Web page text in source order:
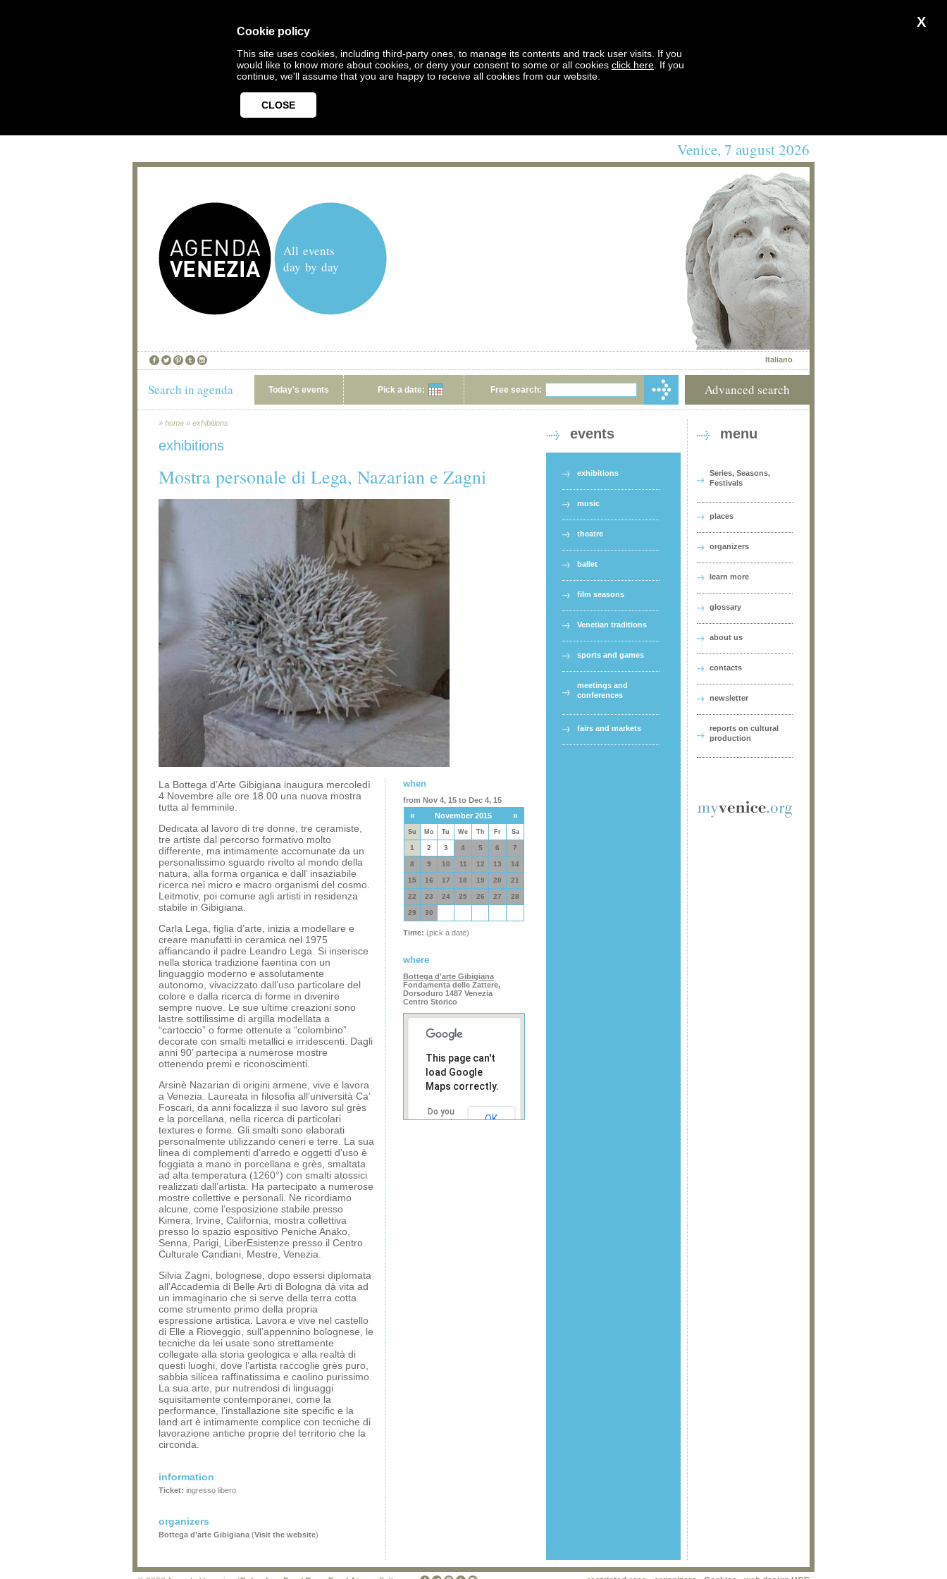
X
Cookie policy
This site uses cookies, including third-party ones, to manage its contents and track user visits. If you
would like to know more about cookies, or deny your consent to some or all cookies click here . If you
continue, we'll assume that you are happy to receive all cookies from our website.
CLOSE
Venice, 7 august 2026
All events
day by day
Italiano
Search in agenda Today's events Pick a date: Free search: Advanced search
» home » exhibitions
exhibitions
Mostra personale di Lega, Nazarian e Zagni
La Bottega d’Arte Gibigiana inaugura mercoledì
4 Novembre alle ore 18.00 una nuova mostra
tutta al femminile.
Dedicata al lavoro di tre donne, tre ceramiste,
tre artiste dal percorso formativo molto
differente, ma intimamente accomunate da un
personalissimo sguardo rivolto al mondo della
natura, alla forma organica e dall’ insaziabile
ricerca nei micro e macro organismi del cosmo.
Leitmotiv, poi comune agli artisti in residenza
stabile in Gibigiana.
Carla Lega, figlia d’arte, inizia a modellare e
creare manufatti in ceramica nel 1975
affiancando il padre Leandro Lega. Si inserisce
nella storica tradizione faentina con un
linguaggio moderno e assolutamente
autonomo, vivacizzato dall’uso particolare del
colore e dalla ricerca di forme in divenire
sempre nuove. Le sue ultime creazioni sono
lastre sottilissime di argilla modellata a
“cartoccio” o forme ottenute a “colombino”
decorate con smalti metallici e irridescenti. Dagli
anni 90’ partecipa a numerose mostre
ottenendo premi e riconoscimenti.
Arsinè Nazarian di origini armene, vive e lavora
a Venezia. Laureata in filosofia all’università Ca’
Foscari, da anni focalizza il suo lavoro sul grès
e la porcellana, nella ricerca di particolari
textures e forme. Gli smalti sono elaborati
personalmente utilizzando ceneri e terre. La sua
linea di complementi d’arredo e oggetti d’uso è
foggiata a mano in porcellana e grès, smaltata
ad alta temperatura (1260°) con smalti atossici
realizzati dall’artista. Ha partecipato a numerose
mostre collettive e personali. Ne ricordiamo
alcune, come l’esposizione stabile presso
Kimera, Irvine, California, mostra collettiva
presso lo spazio espositivo Peniche Anako,
Senna, Parigi, LiberEsistenze presso il Centro
Culturale Candiani, Mestre, Venezia.
Silvia Zagni, bolognese, dopo essersi diplomata
all’Accademia di Belle Arti di Bologna dà vita ad
un immaginario che si serve della terra cotta
come strumento primo della propria
espressione artistica. Lavora e vive nel castello
di Elle a Rioveggio, sull’appennino bolognese, le
tecniche da lei usate sono strettamente
collegate alla storia geologica e alla realtà di
questi luoghi, dove l’artista raccoglie grès puro,
sabbia silicea raffinatissima e caolino purissimo.
La sua arte, pur nutrendosi di linguaggi
squisitamente contemporanei, come la
performance, l’installazione site specific e la
land art è intimamente complice con tecniche di
lavorazione antiche proprie del territorio che la
circonda.
information
Ticket: ingresso libero
organizers
Bottega d'arte Gibigiana (Visit the website)
when
from Nov 4, 15 to Dec 4, 15
« November 2015 »
Su Mo Tu We Th Fr Sa
1 2 3 4 5 6 7
8 9 10 11 12 13 14
15 16 17 18 19 20 21
22 23 24 25 26 27 28
29 30
Time: (pick a date)
where
Bottega d'arte Gibigiana
Fondamenta delle Zattere,
Dorsoduro 1487 Venezia
Centro Storico
This page can't
load Google
Maps correctly.
Do you
own this
OK
events
exhibitions
music
theatre
ballet
film seasons
Venetian traditions
sports and games
meetings and
conferences
fairs and markets
menu
Series, Seasons,
Festivals
places
organizers
learn more
glossary
about us
contacts
newsletter
reports on cultural
production